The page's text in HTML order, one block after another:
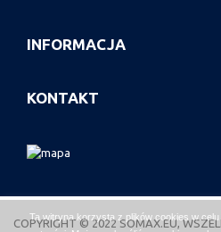
INFORMACJA
KONTAKT
Ta witryna korzysta z plików cookies w celu
COPYRIGHT © 2022 SOMAX.EU,